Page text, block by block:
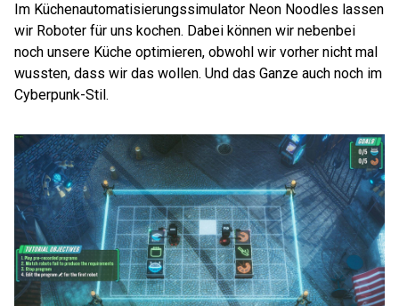
Im Küchenautomatisierungssimulator Neon Noodles lassen
wir Roboter für uns kochen. Dabei können wir nebenbei
noch unsere Küche optimieren, obwohl wir vorher nicht mal
wussten, dass wir das wollen. Und das Ganze auch noch im
Cyberpunk-Stil.